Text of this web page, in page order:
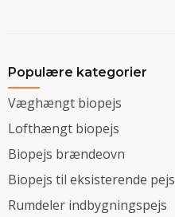
Populære kategorier
Væghængt biopejs
Lofthængt biopejs
Biopejs brændeovn
Biopejs til eksisterende pejs
Rumdeler indbygningspejs